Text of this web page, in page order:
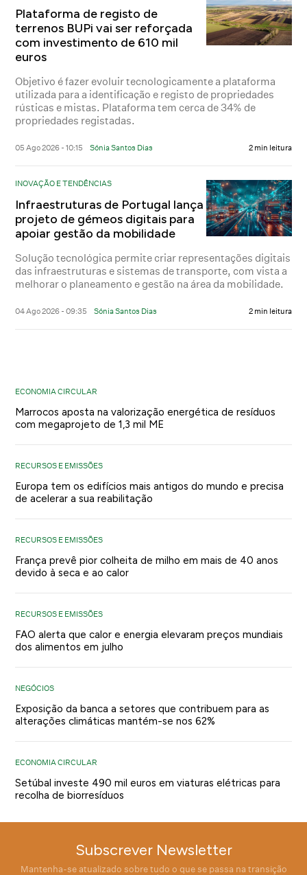
Plataforma de registo de
terrenos BUPi vai ser reforçada
com investimento de 610 mil
euros
Objetivo é fazer evoluir tecnologicamente a plataforma
utilizada para a identificação e registo de propriedades
rústicas e mistas. Plataforma tem cerca de 34% de
propriedades registadas.
05 Ago 2026 - 10:15 Sónia Santos Dias 2 min leitura
INOVAÇÃO E TENDÊNCIAS
Infraestruturas de Portugal lança
projeto de gémeos digitais para
apoiar gestão da mobilidade
Solução tecnológica permite criar representações digitais
das infraestruturas e sistemas de transporte, com vista a
melhorar o planeamento e gestão na área da mobilidade.
04 Ago 2026 - 09:35 Sónia Santos Dias 2 min leitura
ECONOMIA CIRCULAR
Marrocos aposta na valorização energética de resíduos
com megaprojeto de 1,3 mil ME
RECURSOS E EMISSÕES
Europa tem os edifícios mais antigos do mundo e precisa
de acelerar a sua reabilitação
RECURSOS E EMISSÕES
França prevê pior colheita de milho em mais de 40 anos
devido à seca e ao calor
RECURSOS E EMISSÕES
FAO alerta que calor e energia elevaram preços mundiais
dos alimentos em julho
NEGÓCIOS
Exposição da banca a setores que contribuem para as
alterações climáticas mantém-se nos 62%
ECONOMIA CIRCULAR
Setúbal investe 490 mil euros em viaturas elétricas para
recolha de biorresíduos
Subscrever Newsletter
Mantenha-se atualizado sobre tudo o que se passa na transição